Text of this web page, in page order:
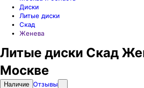
Диски
Литые диски
Скад
Женева
Литые диски Скад
Москве
Наличие Отзывы